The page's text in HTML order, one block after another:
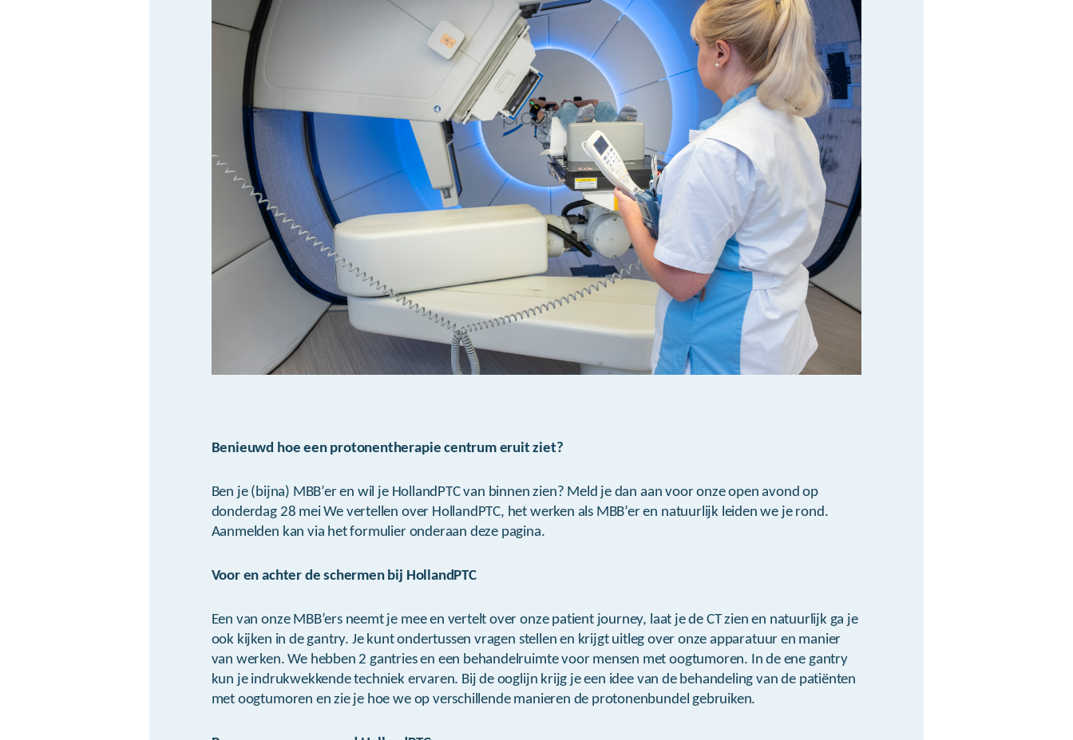
Benieuwd hoe een protonentherapie centrum eruit ziet?
Ben je (bijna) MBB’er en wil je HollandPTC van binnen zien? Meld je dan aan voor onze open avond op
donderdag 28 mei We vertellen over HollandPTC, het werken als MBB’er en natuurlijk leiden we je rond.
Aanmelden kan via het formulier onderaan deze pagina.
Voor en achter de schermen bij HollandPTC
Een van onze MBB’ers neemt je mee en vertelt over onze patient journey, laat je de CT zien en natuurlijk ga je
ook kijken in de gantry. Je kunt ondertussen vragen stellen en krijgt uitleg over onze apparatuur en manier
van werken. We hebben 2 gantries en een behandelruimte voor mensen met oogtumoren. In de ene gantry
kun je indrukwekkende techniek ervaren. Bij de ooglijn krijg je een idee van de behandeling van de patiënten
met oogtumoren en zie je hoe we op verschillende manieren de protonenbundel gebruiken.